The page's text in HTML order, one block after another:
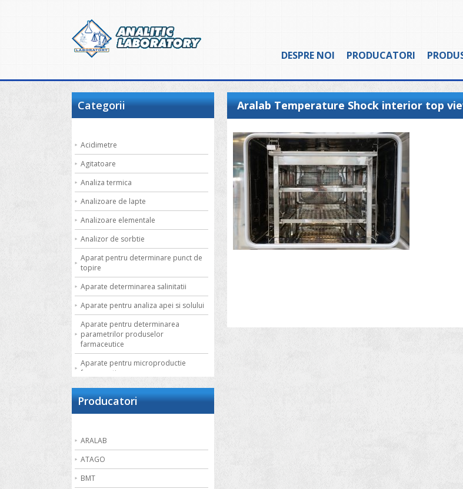
DESPRE NOI PRODUCATORI
Categorii
Acidimetre
Agitatoare
Analiza termica
Analizoare de lapte
Analizoare elementale
Analizor de sorbtie
Aparat pentru determinare punct de
topire
Aparate determinarea salinitatii
Aparate pentru analiza apei si solului
Aparate pentru determinarea
parametrilor produselor
farmaceutice
Aparate pentru microproductie
farmaceutica
Bai termostatate cu circulatie externa
Bai termostatate pentru aplicatii
speciale
Producatori
ARALAB
ATAGO
BMT
Aralab Temperature Shock interior top